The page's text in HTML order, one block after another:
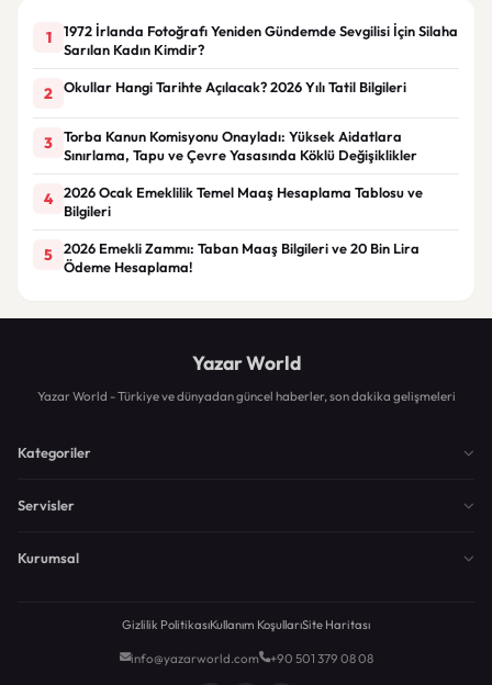
1
1972 İrlanda Fotoğrafı Yeniden Gündemde Sevgilisi İçin Silaha
Sarılan Kadın Kimdir?
2 Okullar Hangi Tarihte Açılacak? 2026 Yılı Tatil Bilgileri
3
Torba Kanun Komisyonu Onayladı: Yüksek Aidatlara
Sınırlama, Tapu ve Çevre Yasasında Köklü Değişiklikler
4
2026 Ocak Emeklilik Temel Maaş Hesaplama Tablosu ve
Bilgileri
5
2026 Emekli Zammı: Taban Maaş Bilgileri ve 20 Bin Lira
Ödeme Hesaplama!
Yazar World
Yazar World - Türkiye ve dünyadan güncel haberler, son dakika gelişmeleri
Kategoriler
Servisler
Kurumsal
Gizlilik PolitikasıKullanım KoşullarıSite Haritası
info@yazarworld.com +90 501 379 08 08